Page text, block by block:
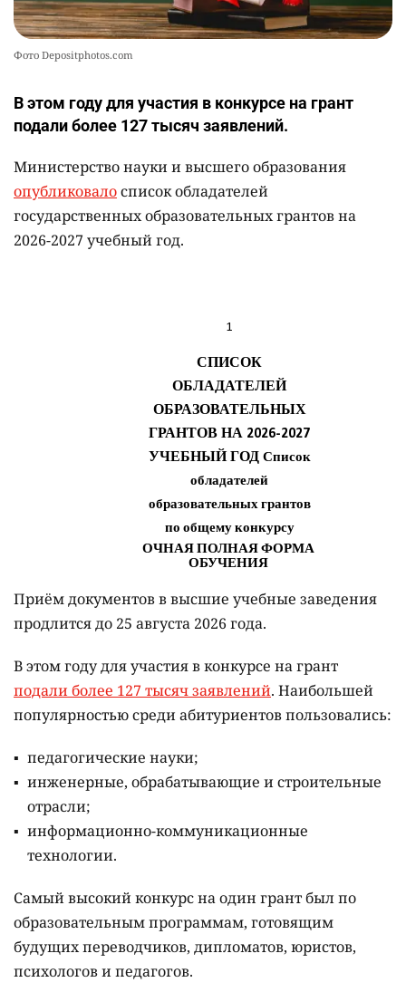
Фото Depositphotos.com
В этом году для участия в конкурсе на грант
подали более 127 тысяч заявлений.
Министерство науки и высшего образования
опубликовалосписок обладателей
государственных образовательных грантов на
2026-2027 учебный год.
Приём документов в высшие учебные заведения
продлится до 25 августа 2026 года.
В этом году для участия в конкурсе на грант
подали более 127 тысяч заявлений. Наибольшей
популярностью среди абитуриентов пользовались:
педагогические науки;
инженерные, обрабатывающие и строительные
отрасли;
информационно-коммуникационные
технологии.
Самый высокий конкурс на один грант был по
образовательным программам, готовящим
будущих переводчиков, дипломатов, юристов,
психологов и педагогов.